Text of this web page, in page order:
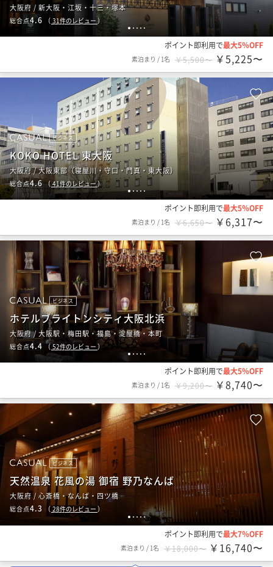
1 2 3 4 5
大阪府 / 新大阪・江坂・十三・塚本
総合点4.6 （ 31件のレビュー）
ポイント即利用で最大5％OFF
素泊まり / 1名 ￥5,500〜 ￥5,225〜
12345
ビジネス
KOKO HOTEL 東大阪
大阪府 / 大阪東部（寝屋川・守口・門真・東大阪）
総合点4.6（ 41件のレビュー）
ポイント即利用で最大5％OFF
素泊まり / 1名 ￥6,650〜 ￥6,317〜
1 2 3 4 5
ビジネス
ホテルブライトンシティ大阪北浜
大阪府 / 大阪駅・梅田駅・福島・淀屋橋・本町
総合点4.4 （52件のレビュー ）
ポイント即利用で最大5％OFF
素泊まり / 1名 ￥9,200〜 ￥8,740〜
1 2 345
ビジネス
天然温泉 花風の湯 御宿 野乃なんば
大阪府 / 心斎橋・なんば・四ツ橋
総合点4.3 （ 28件のレビュー ）
ポイント即利用で最大7％OFF
素泊まり / 1名 ￥18,000〜 ￥16,740〜